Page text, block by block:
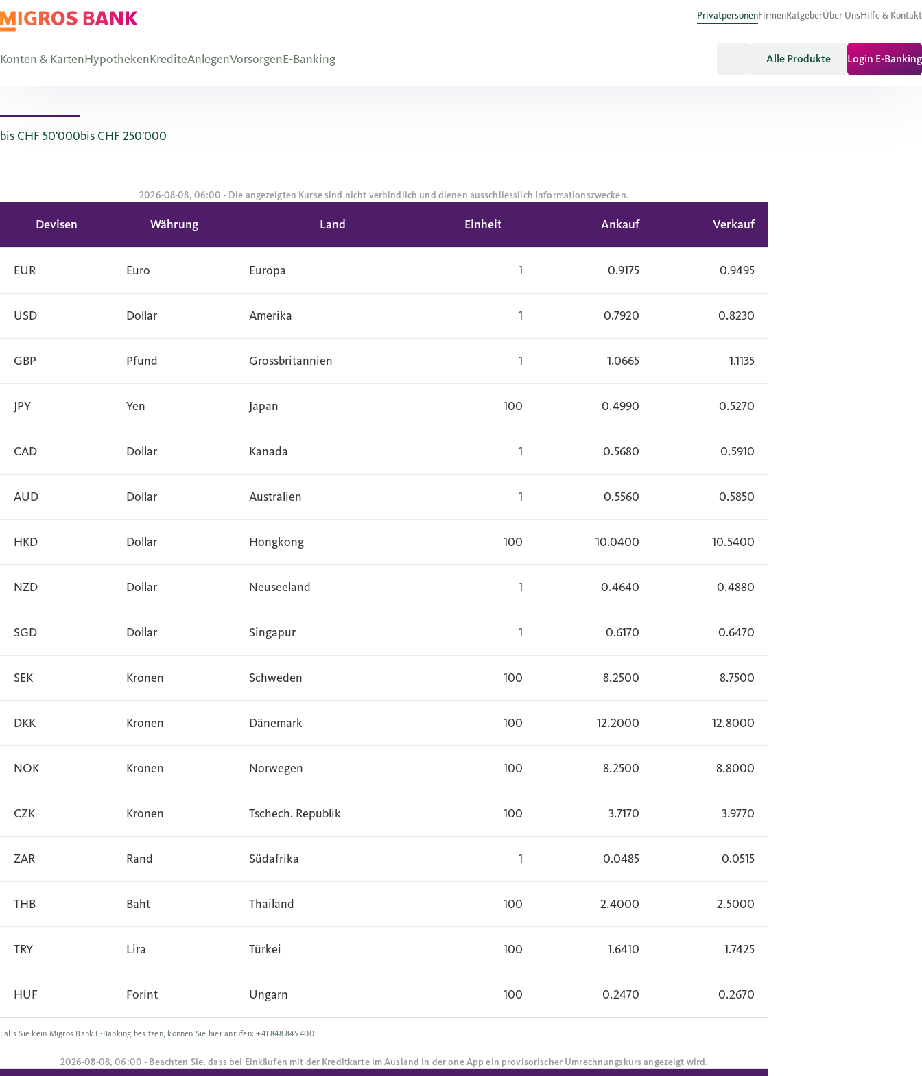
PrivatpersonenFirmenRatgeberÜber UnsHilfe & Kontakt
Konten & KartenHypothekenKrediteAnlegenVorsorgenE-Banking Alle Produkte Login E-Banking
bis CHF 50'000bis CHF 250'000
2026-08-08, 06:00 - Die angezeigten Kurse sind nicht verbindlich und dienen ausschliesslich Informationszwecken.
Devisen Währung Land Einheit Ankauf Verkauf
EUR Euro Europa 1 0.9175 0.9495
USD Dollar Amerika 1 0.7920 0.8230
GBP Pfund Grossbritannien 1 1.0665 1.1135
JPY Yen Japan 100 0.4990 0.5270
CAD Dollar Kanada 1 0.5680 0.5910
AUD Dollar Australien 1 0.5560 0.5850
HKD Dollar Hongkong 100 10.0400 10.5400
NZD Dollar Neuseeland 1 0.4640 0.4880
SGD Dollar Singapur 1 0.6170 0.6470
SEK Kronen Schweden 100 8.2500 8.7500
DKK Kronen Dänemark 100 12.2000 12.8000
NOK Kronen Norwegen 100 8.2500 8.8000
CZK Kronen Tschech. Republik 100 3.7170 3.9770
ZAR Rand Südafrika 1 0.0485 0.0515
THB Baht Thailand 100 2.4000 2.5000
TRY Lira Türkei 100 1.6410 1.7425
HUF Forint Ungarn 100 0.2470 0.2670
Falls Sie kein Migros Bank E-Banking besitzen, können Sie hier anrufen: +41 848 845 400
2026-08-08, 06:00 - Beachten Sie, dass bei Einkäufen mit der Kreditkarte im Ausland in der one App ein provisorischer Umrechnungskurs angezeigt wird.